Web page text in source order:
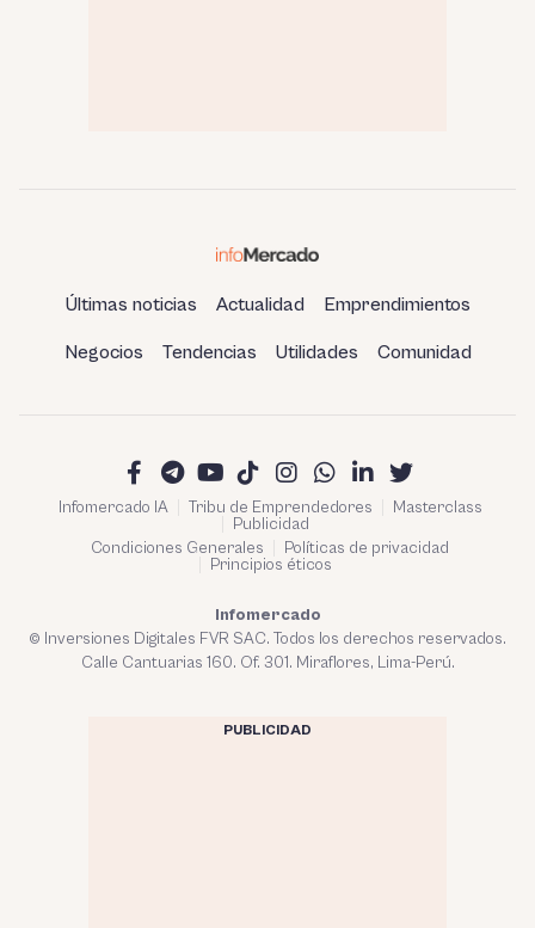
Últimas noticias Actualidad Emprendimientos
Negocios Tendencias Utilidades Comunidad
Infomercado IA Tribu de Emprendedores
Masterclass
Publicidad
Condiciones Generales
Políticas de privacidad
Principios éticos
Infomercado
© Inversiones Digitales FVR SAC. Todos los derechos reservados.
Calle Cantuarias 160. Of. 301. Miraflores, Lima-Perú.
PUBLICIDAD